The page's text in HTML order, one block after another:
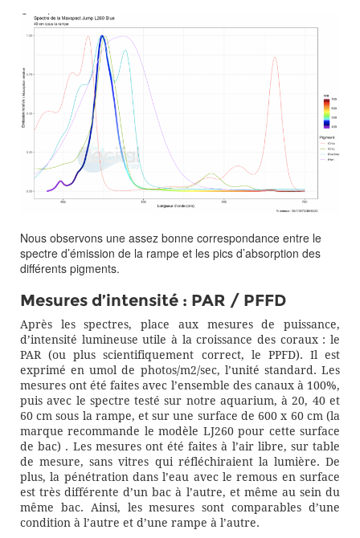
Canal 6
Nous observons une assez bonne correspondance entre le
spectre d’émission de la rampe et les pics d’absorption des
différents pigments.
Mesures d’intensité : PAR / PFFD
Après les spectres, place aux mesures de puissance,
d’intensité lumineuse utile à la croissance des coraux : le
PAR (ou plus scientifiquement correct, le PPFD). Il est
exprimé en umol de photos/m2/sec, l’unité standard. Les
mesures ont été faites avec l’ensemble des canaux à 100%,
puis avec le spectre testé sur notre aquarium, à 20, 40 et
60 cm sous la rampe, et sur une surface de 600 x 60 cm (la
marque recommande le modèle LJ260 pour cette surface
de bac) . Les mesures ont été faites à l’air libre, sur table
de mesure, sans vitres qui réfléchiraient la lumière. De
plus, la pénétration dans l’eau avec le remous en surface
est très différente d’un bac à l’autre, et même au sein du
même bac. Ainsi, les mesures sont comparables d’une
condition à l’autre et d’une rampe à l’autre.